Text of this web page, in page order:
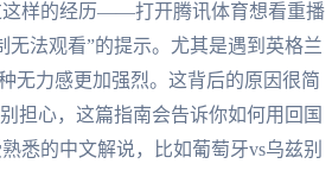
这样的经历——打开腾讯体育想看重播
法观看”的提示。尤其是遇到英格兰
无力感更加强烈。这背后的原因很简
担心，这篇指南会告诉你如何用回国
悉的中文解说，比如葡萄牙vs乌兹别